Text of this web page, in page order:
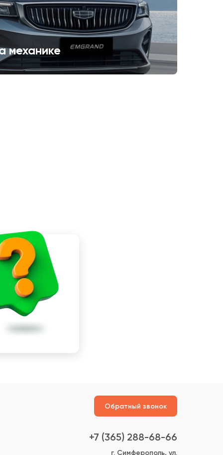
механике
Обратный звонок
+7 (365) 288-68-66
г. Симферополь, ул.